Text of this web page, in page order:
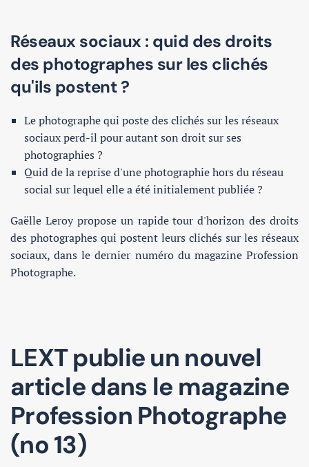
Réseaux sociaux : quid des droits
des photographes sur les clichés
qu'ils postent ?
Le photographe qui poste des clichés sur les réseaux
sociaux perd-il pour autant son droit sur ses
photographies ?
Quid de la reprise d'une photographie hors du réseau
social sur lequel elle a été initialement publiée ?
Gaëlle Leroy propose un rapide tour d'horizon des droits
des photographes qui postent leurs clichés sur les réseaux
sociaux, dans le dernier numéro du magazine Profession
Photographe.
LEXT publie un nouvel
article dans le magazine
Profession Photographe
(no 13)